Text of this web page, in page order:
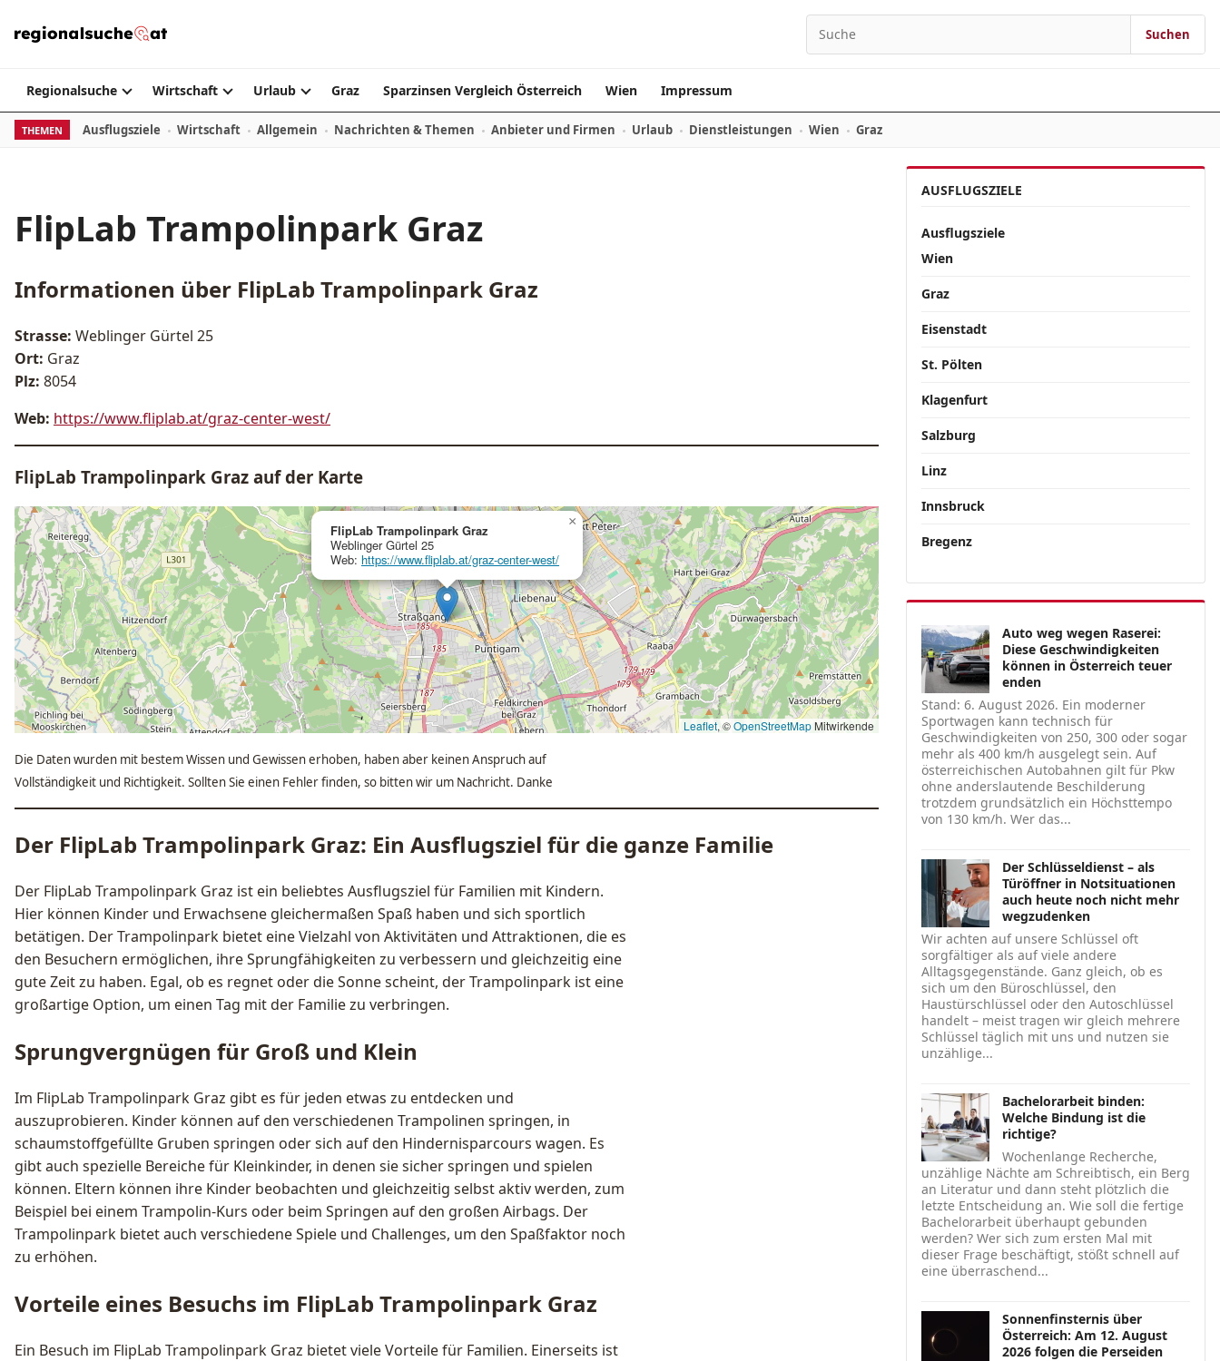
Suchen nach:
Suchen
Regionalsuche Wirtschaft Urlaub Graz Sparzinsen Vergleich Österreich Wien Impressum
THEMEN Ausflugsziele Wirtschaft Allgemein Nachrichten & Themen Anbieter und Firmen Urlaub Dienstleistungen Wien Graz
FlipLab Trampolinpark Graz
Informationen über FlipLab Trampolinpark Graz
Strasse: Weblinger Gürtel 25
Ort: Graz
Plz: 8054
Web: https://www.fliplab.at/graz-center-west/
FlipLab Trampolinpark Graz auf der Karte
FlipLab Trampolinpark Graz
Weblinger Gürtel 25
Web: https://www.fliplab.at/graz-center-west/
×
Leaflet, ©OpenStreetMapMitwirkende
Die Daten wurden mit bestem Wissen und Gewissen erhoben, haben aber keinen Anspruch auf
Vollständigkeit und Richtigkeit. Sollten Sie einen Fehler finden, so bitten wir um Nachricht. Danke
Der FlipLab Trampolinpark Graz: Ein Ausflugsziel für die ganze Familie
Der FlipLab Trampolinpark Graz ist ein beliebtes Ausflugsziel für Familien mit Kindern.
Hier können Kinder und Erwachsene gleichermaßen Spaß haben und sich sportlich
betätigen. Der Trampolinpark bietet eine Vielzahl von Aktivitäten und Attraktionen, die es
den Besuchern ermöglichen, ihre Sprungfähigkeiten zu verbessern und gleichzeitig eine
gute Zeit zu haben. Egal, ob es regnet oder die Sonne scheint, der Trampolinpark ist eine
großartige Option, um einen Tag mit der Familie zu verbringen.
Sprungvergnügen für Groß und Klein
Im FlipLab Trampolinpark Graz gibt es für jeden etwas zu entdecken und
auszuprobieren. Kinder können auf den verschiedenen Trampolinen springen, in
schaumstoffgefüllte Gruben springen oder sich auf den Hindernisparcours wagen. Es
gibt auch spezielle Bereiche für Kleinkinder, in denen sie sicher springen und spielen
können. Eltern können ihre Kinder beobachten und gleichzeitig selbst aktiv werden, zum
Beispiel bei einem Trampolin-Kurs oder beim Springen auf den großen Airbags. Der
Trampolinpark bietet auch verschiedene Spiele und Challenges, um den Spaßfaktor noch
zu erhöhen.
Vorteile eines Besuchs im FlipLab Trampolinpark Graz
Ein Besuch im FlipLab Trampolinpark Graz bietet viele Vorteile für Familien. Einerseits ist
AUSFLUGSZIELE
Ausflugsziele
Wien
Graz
Eisenstadt
St. Pölten
Klagenfurt
Salzburg
Linz
Innsbruck
Bregenz
Auto weg wegen Raserei:
Diese Geschwindigkeiten
können in Österreich teuer
enden
Stand: 6. August 2026. Ein moderner
Sportwagen kann technisch für
Geschwindigkeiten von 250, 300 oder sogar
mehr als 400 km/h ausgelegt sein. Auf
österreichischen Autobahnen gilt für Pkw
ohne anderslautende Beschilderung
trotzdem grundsätzlich ein Höchsttempo
von 130 km/h. Wer das...
Der Schlüsseldienst – als
Türöffner in Notsituationen
auch heute noch nicht mehr
wegzudenken
Wir achten auf unsere Schlüssel oft
sorgfältiger als auf viele andere
Alltagsgegenstände. Ganz gleich, ob es
sich um den Büroschlüssel, den
Haustürschlüssel oder den Autoschlüssel
handelt – meist tragen wir gleich mehrere
Schlüssel täglich mit uns und nutzen sie
unzählige...
Bachelorarbeit binden:
Welche Bindung ist die
richtige?
Wochenlange Recherche,
unzählige Nächte am Schreibtisch, ein Berg
an Literatur und dann steht plötzlich die
letzte Entscheidung an. Wie soll die fertige
Bachelorarbeit überhaupt gebunden
werden? Wer sich zum ersten Mal mit
dieser Frage beschäftigt, stößt schnell auf
eine überraschend...
Sonnenfinsternis über
Österreich: Am 12. August
2026 folgen die Perseiden